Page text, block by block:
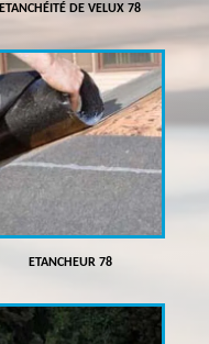
ETANCHÉITÉ DE VELUX 78
ETANCHEUR 78